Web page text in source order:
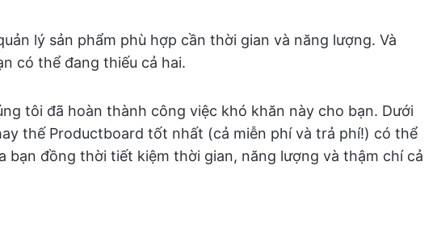
lý sản phẩm phù hợp cần thời gian và năng lượng. Và
có thể đang thiếu cả hai.
tôi đã hoàn thành công việc khó khăn này cho bạn. Dưới
thế Productboard tốt nhất (cả miễn phí và trả phí!) có thể
bạn đồng thời tiết kiệm thời gian, năng lượng và thậm chí cả